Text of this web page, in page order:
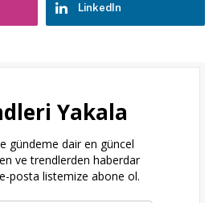
LinkedIn
Yakala
gündeme dair en güncel
ve trendlerden haberdar
posta listemize abone ol.